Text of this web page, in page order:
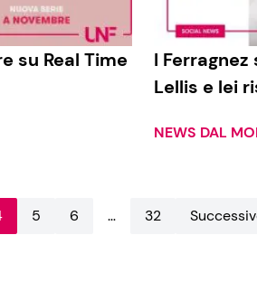
su Real Time
I
Lellis e lei
NEWS DAL
5 6 … 32